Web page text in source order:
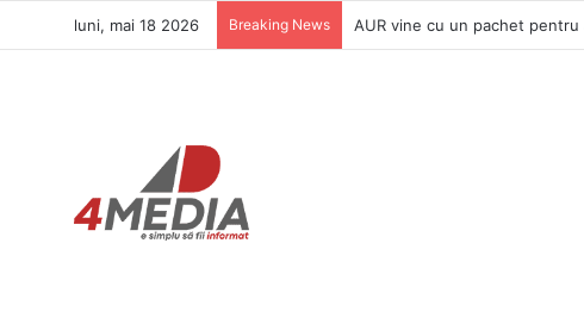
luni, mai 18 2026 Breaking News AUR vine cu un pachet